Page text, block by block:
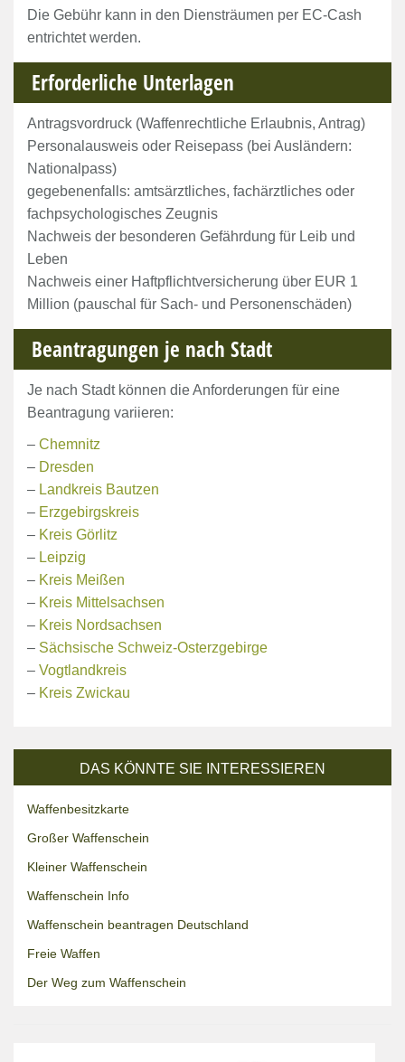
Die Gebühr kann in den Diensträumen per EC-Cash
entrichtet werden.
Erforderliche Unterlagen
Antragsvordruck (Waffenrechtliche Erlaubnis, Antrag)
Personalausweis oder Reisepass (bei Ausländern:
Nationalpass)
gegebenenfalls: amtsärztliches, fachärztliches oder
fachpsychologisches Zeugnis
Nachweis der besonderen Gefährdung für Leib und
Leben
Nachweis einer Haftpflichtversicherung über EUR 1
Million (pauschal für Sach- und Personenschäden)
Beantragungen je nach Stadt
Je nach Stadt können die Anforderungen für eine
Beantragung variieren:
– Chemnitz
– Dresden
– Landkreis Bautzen
– Erzgebirgskreis
– Kreis Görlitz
– Leipzig
– Kreis Meißen
– Kreis Mittelsachsen
– Kreis Nordsachsen
– Sächsische Schweiz-Osterzgebirge
– Vogtlandkreis
– Kreis Zwickau
DAS KÖNNTE SIE INTERESSIEREN
Waffenbesitzkarte
Großer Waffenschein
Kleiner Waffenschein
Waffenschein Info
Waffenschein beantragen Deutschland
Freie Waffen
Der Weg zum Waffenschein